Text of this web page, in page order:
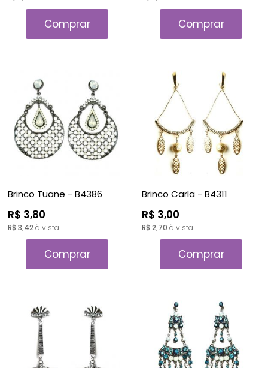
Comprar Comprar
Brinco Tuane - B4386
R$ 3,80
R$ 3,42 à vista
Comprar
Brinco Carla - B4311
R$ 3,00
R$ 2,70 à vista
Comprar